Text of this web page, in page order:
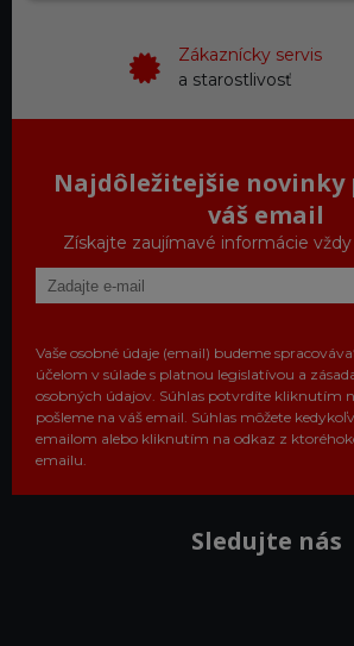
Zákaznícky servis
a starostlivosť
Najdôležitejšie novinky
váš email
Získajte zaujímavé informácie
Vaše osobné údaje (email) budeme
účelom v súlade s platnou legislatívou a
osobných údajov. Súhlas potvrdíte kliknutím
pošleme na váš email. Súhlas môžete
emailom alebo kliknutím na odkaz z
emailu.
Sledujte nás